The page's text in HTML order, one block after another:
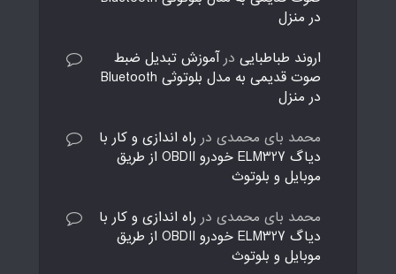
در منزل
اروند طباطبایی درآموزش تبدیل ضبط
صوت قدیمی به مدل بلوتوثی Bluetooth
در منزل
محمد بای محمدی در راه اندازی و کار با
دیاگ ELM327 خودرو OBDII از طریق
موبایل و بلوتوث
محمد بای محمدی در راه اندازی و کار با
دیاگ ELM327 خودرو OBDII از طریق
موبایل و بلوتوث